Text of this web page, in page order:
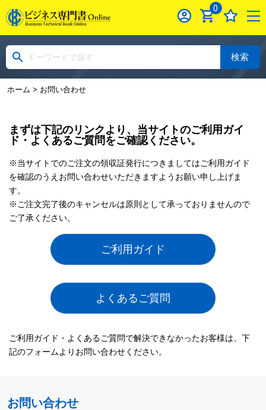
0
検索
ホーム > お問い合わせ
まずは下記のリンクより、当サイトのご利用ガイ
ド・よくあるご質問をご確認ください。
※当サイトでのご注文の領収証発行につきましてはご利用ガイド
を確認のうえお問い合わせいただきますようお願い申し上げま
す。
※ご注文完了後のキャンセルは原則として承っておりませんので
ご了承ください。
ご利用ガイド
よくあるご質問
ご利用ガイド・よくあるご質問で解決できなかったお客様は、下
記のフォームよりお問い合わせください。
お問い合わせ